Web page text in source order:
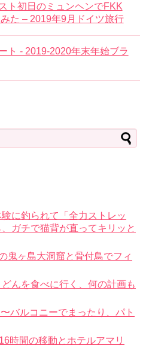
ト初日のミュンヘンでFKK
た – 2019年9月ドイツ旅行
ト - 2019-2020年末年始ブラ
に釣られて「全力ストレッ
ガチで猫背が直ってキリッと
鬼ヶ島大洞窟と骨付鳥でフィ
んを食べに行く、何の計画も
バルコニーでまったり、パト
時間の移動とホテルアマリ